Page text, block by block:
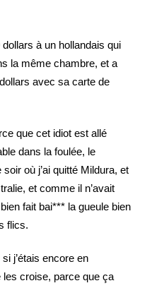
à un hollandais qui
la même chambre, et a
avec sa carte de
que cet idiot est allé
dans la foulée, le
soir où j’ai quitté Mildura, et
et comme il n’avait
fait bai*** la gueule bien
flics.
j’étais encore en
les croise, parce que ça